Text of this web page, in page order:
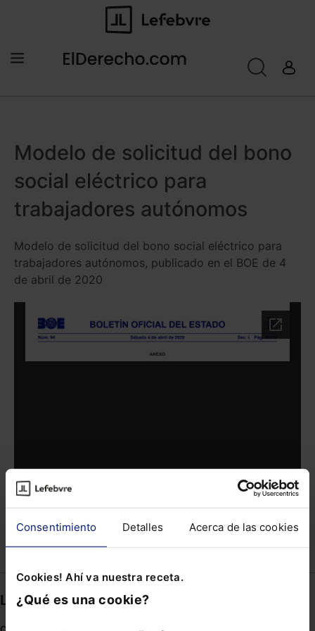
Consentimiento Detalles Acerca de las cookies
Cookies! Ahí va nuestra receta.
¿Qué es una cookie?
Modelo de solicitud del bono
social eléctrico para
trabajadores autónomos
Modelo de solicitud del bono social eléctrico para
trabajadores autónomos, publicado en el BOE de 4
de abril de 2020
Links directos